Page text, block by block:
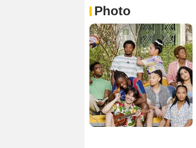
Photo